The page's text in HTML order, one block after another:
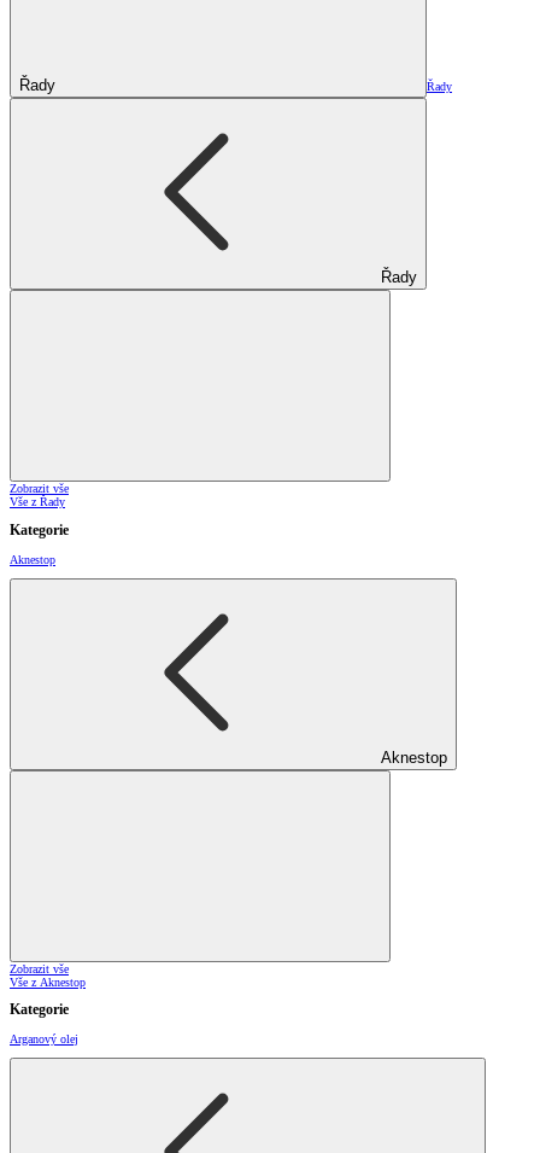
Řady Řady
Řady
Zobrazit vše
Vše z Řady
Kategorie
Aknestop
Aknestop
Zobrazit vše
Vše z Aknestop
Kategorie
Arganový olej